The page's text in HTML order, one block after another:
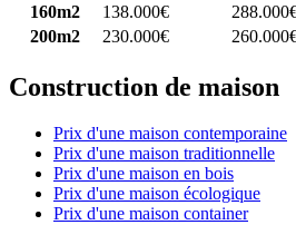
160m2
138.000€
200m2
230.000€
Construction de maison
Prix d'une maison contemporaine
Prix d'une maison traditionnelle
Prix d'une maison en bois
Prix d'une maison écologique
Prix d'une maison container